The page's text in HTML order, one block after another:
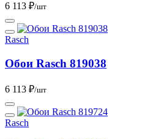
6 113 ₽/шт
Rasch
Обои Rasch 819038
6 113 ₽/шт
Rasch